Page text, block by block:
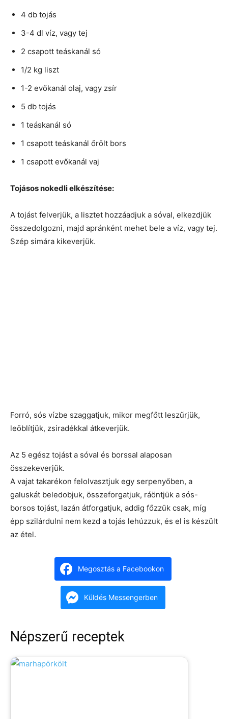
4 db tojás
3-4 dl víz, vagy tej
2 csapott teáskanál só
1/2 kg liszt
1-2 evőkanál olaj, vagy zsír
5 db tojás
1 teáskanál só
1 csapott teáskanál őrölt bors
1 csapott evőkanál vaj
Tojásos nokedli elkészítése:
A tojást felverjük, a lisztet hozzáadjuk a sóval, elkezdjük
összedolgozni, majd apránként mehet bele a víz, vagy tej.
Szép simára kikeverjük.
Forró, sós vízbe szaggatjuk, mikor megfőtt leszűrjük,
leöblítjük, zsiradékkal átkeverjük.
Az 5 egész tojást a sóval és borssal alaposan
összekeverjük.
A vajat takarékon felolvasztjuk egy serpenyőben, a
galuskát beledobjuk, összeforgatjuk, ráöntjük a sós-
borsos tojást, lazán átforgatjuk, addig főzzük csak, míg
épp szilárdulni nem kezd a tojás lehúzzuk, és el is készült
az étel.
Megosztás a Facebookon
Küldés Messengerben
Népszerű receptek